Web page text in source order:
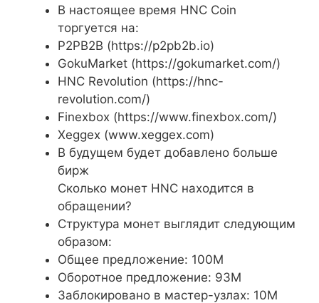
В настоящее время HNC Coin
торгуется на:
P2PB2B (https://p2pb2b.io)
GokuMarket (https://gokumarket.com/)
HNC Revolution (https://hnc-
revolution.com/)
Finexbox (https://www.finexbox.com/)
Xeggex (www.xeggex.com)
В будущем будет добавлено больше
бирж
Сколько монет HNC находится в
обращении?
Структура монет выглядит следующим
образом:
Общее предложение: 100M
Оборотное предложение: 93M
Заблокировано в мастер-узлах: 10M